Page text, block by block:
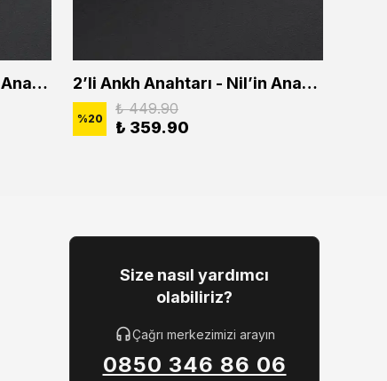
2'li Ankh Anahtarı - Nil'in Anahtarı Erkek Kadın Kolye Seti 2’li Ankh Anahtarı - Nil’in Anahtarı Erkek Kadın Kolye Seti
%20
₺ 449.90
₺ 359.90
Size nasıl yardımcı
olabiliriz?
Çağrı merkezimizi arayın
0850 346 86 06